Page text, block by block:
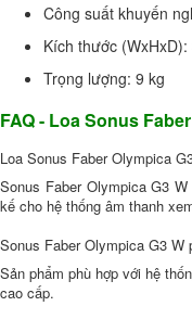
Công suất khuyến
Kích thước
Trọng lượng: 9 kg
FAQ - Loa Sonus
Loa Sonus Faber Olympica
Sonus Faber Olympica G3
kế cho hệ thống âm thanh
Sonus Faber Olympica G3 W
Sản phẩm phù hợp với hệ
cao cấp.